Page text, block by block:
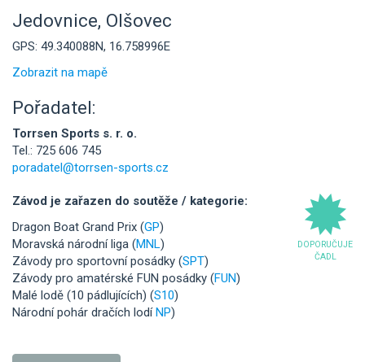
Jedovnice, Olšovec
GPS: 49.340088N, 16.758996E
Zobrazit na mapě
Pořadatel:
Torrsen Sports s. r. o.
Tel.: 725 606 745
poradatel@torrsen-sports.cz
DOPORUČUJE
ČADL
Závod je zařazen do soutěže / kategorie:
Dragon Boat Grand Prix (GP)
Moravská národní liga (MNL)
Závody pro sportovní posádky (SPT)
Závody pro amatérské FUN posádky (FUN)
Malé lodě (10 pádlujících) (S10)
Národní pohár dračích lodíNP)